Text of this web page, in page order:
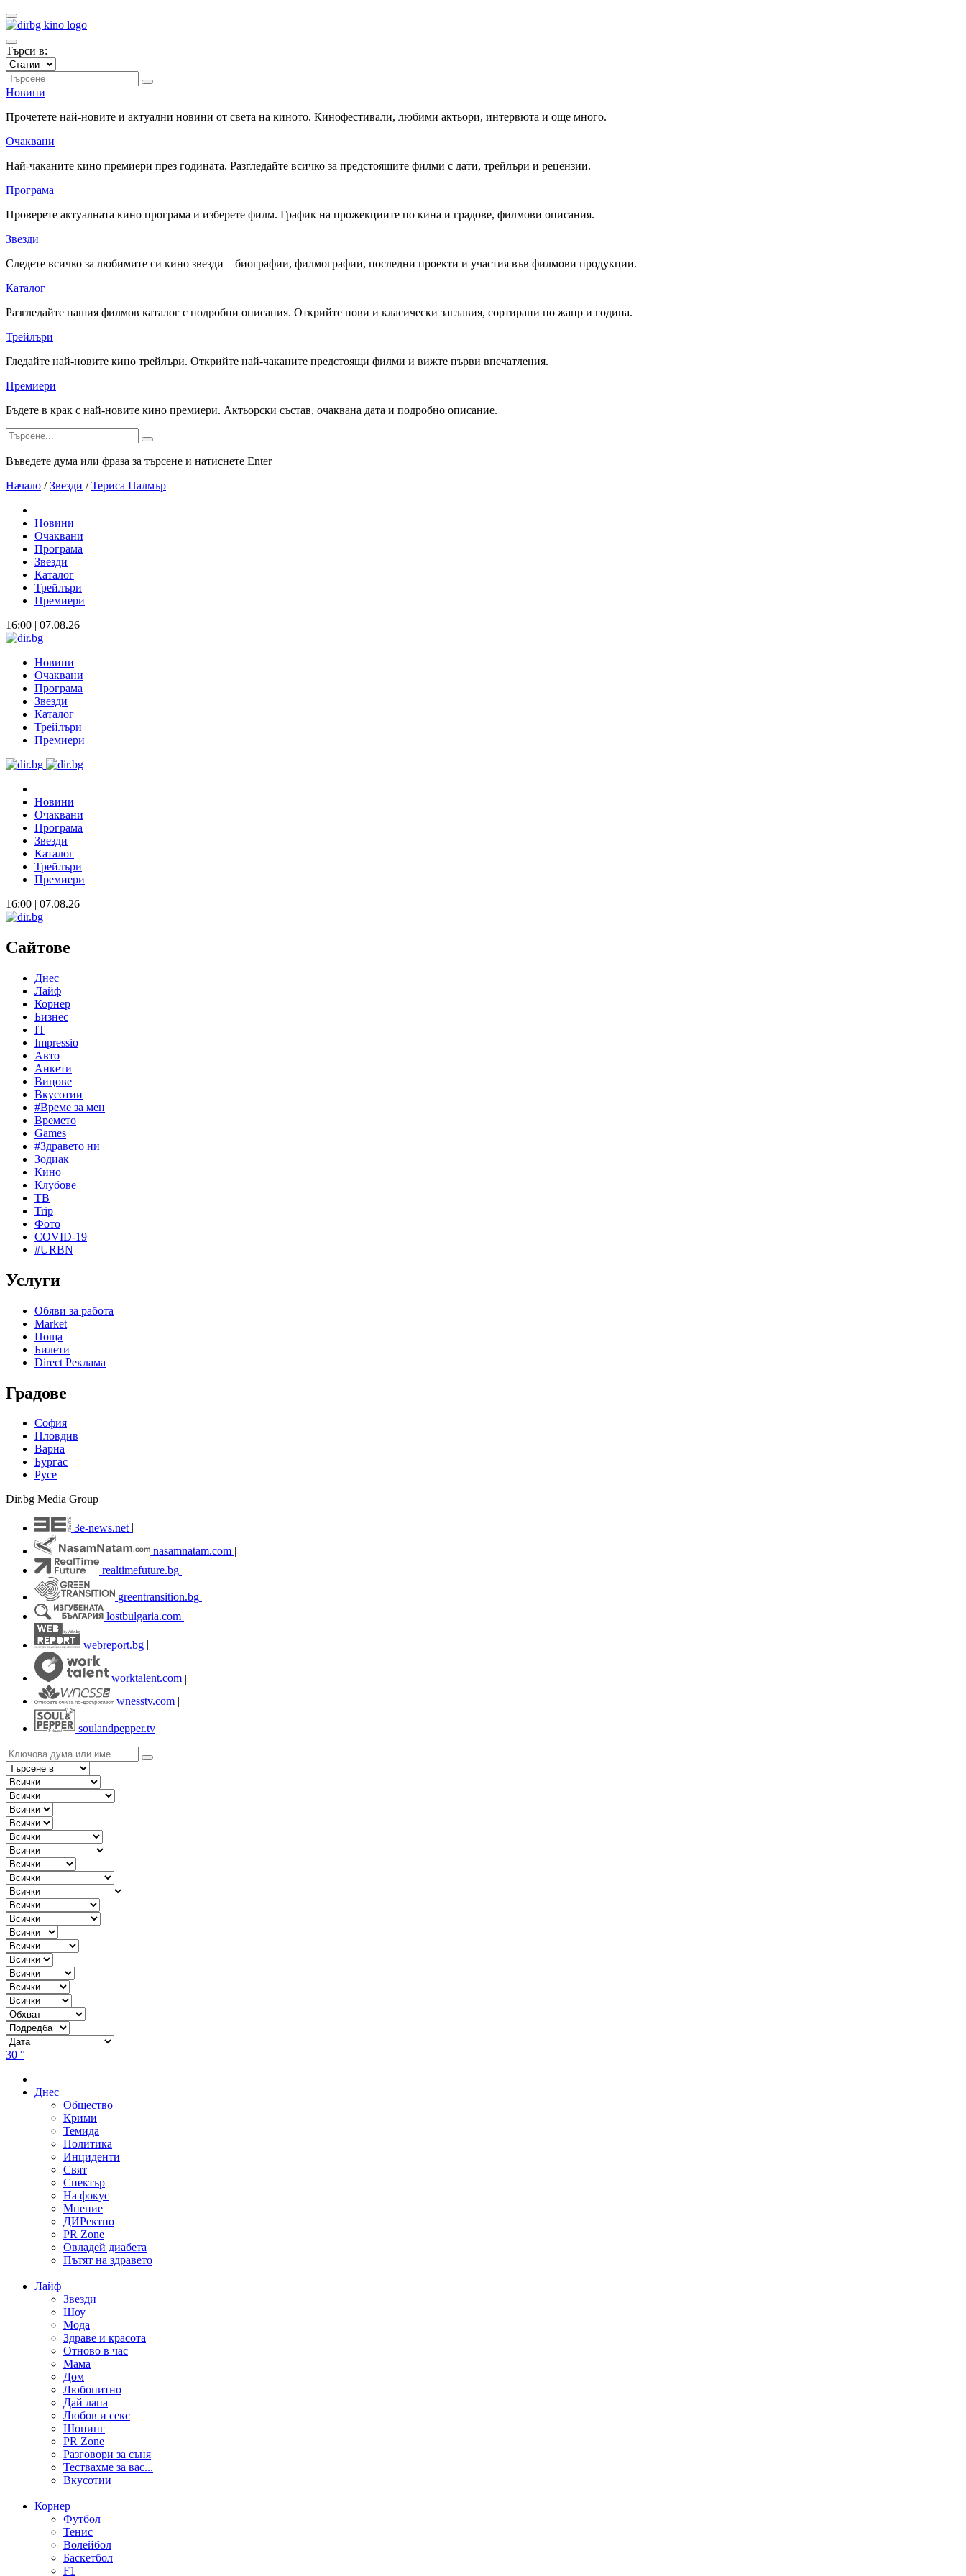
Търси в:
Новини
Прочетете най-новите и актуални новини от света на киното. Кинофестивали, любими актьори, интервюта и още много.
Очаквани
Най-чаканите кино премиери през годината. Разгледайте всичко за предстоящите филми с дати, трейлъри и рецензии.
Програма
Проверете актуалната кино програма и изберете филм. График на прожекциите по кина и градове, филмови описания.
Звезди
Следете всичко за любимите си кино звезди – биографии, филмографии, последни проекти и участия във филмови продукции.
Каталог
Разгледайте нашия филмов каталог с подробни описания. Открийте нови и класически заглавия, сортирани по жанр и година.
Трейлъри
Гледайте най-новите кино трейлъри. Открийте най-чаканите предстоящи филми и вижте първи впечатления.
Премиери
Бъдете в крак с най-новите кино премиери. Актьорски състав, очаквана дата и подробно описание.
Въведете дума или фраза за търсене и натиснете Enter
Начало / Звезди / Териса Палмър
Новини
Очаквани
Програма
Звезди
Каталог
Трейлъри
Премиери
16:00 | 07.08.26
Новини
Очаквани
Програма
Звезди
Каталог
Трейлъри
Премиери
Новини
Очаквани
Програма
Звезди
Каталог
Трейлъри
Премиери
16:00 | 07.08.26
Сайтове
Днес
Лайф
Корнер
Бизнес
IT
Impressio
Авто
Анкети
Вицове
Вкусотии
#Време за мен
Времето
Games
#Здравето ни
Зодиак
Кино
Клубове
ТВ
Trip
Фото
COVID-19
#URBN
Услуги
Обяви за работа
Market
Поща
Билети
Direct Реклама
Градове
София
Пловдив
Варна
Бургас
Русе
Dir.bg Media Group
3e-news.net
nasamnatam.com |
realtimefuture.bg |
greentransition.bg |
lostbulgaria.com |
webreport.bg
worktalent.com |
wnesstv.com |
soulandpepper.tv
30 °
Днес
Общество
Крими
Темида
Политика
Инциденти
Свят
Спектър
На фокус
Мнение
ДИРектно
PR Zone
Овладей диабета
Пътят на здравето
Лайф
Звезди
Шоу
Мода
Здраве и красота
Отново в час
Мама
Дом
Любопитно
Дай лапа
Любов и секс
Шопинг
PR Zone
Разговори за съня
Тествахме за вас...
Вкусотии
Корнер
Футбол
Тенис
Волейбол
Баскетбол
F1